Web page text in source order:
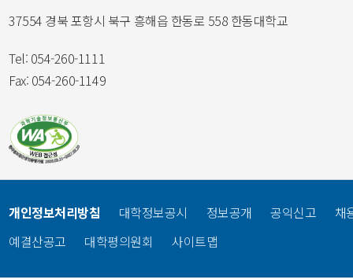
37554 경북 포항시 북구 흥해읍 한동로 558 한동대학교
Tel: 054-260-1111
Fax: 054-260-1149
개인정보처리방침 대학정보공시 정보공개 공익신고
채
예결산공고
대학평의원회 사이트맵